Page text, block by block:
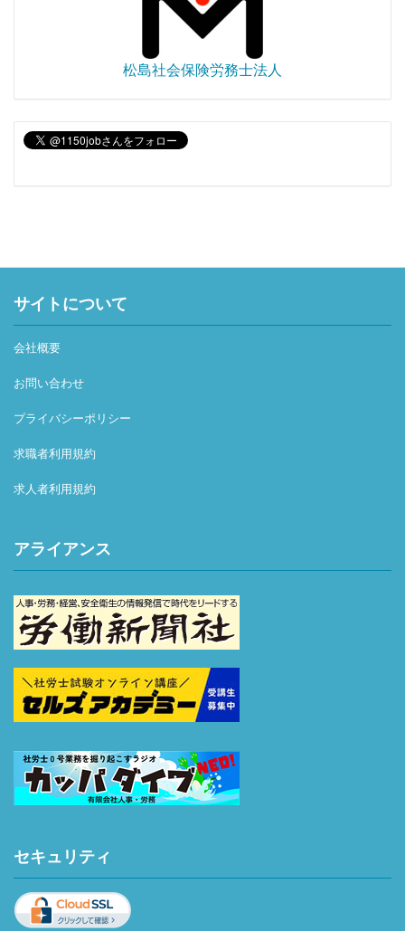
松島社会保険労務士法人
サイトについて
会社概要
お問い合わせ
プライバシーポリシー
求職者利用規約
求人者利用規約
アライアンス
セキュリティ